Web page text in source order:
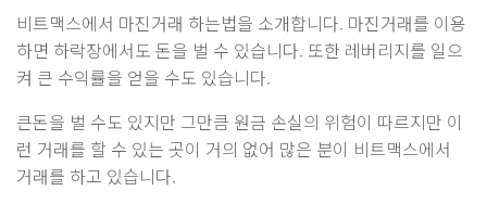
비트맥스에서 마진거래 하는법을 소개합니다. 마진거래를 이용
하면 하락장에서도 돈을 벌 수 있습니다. 또한 레버리지를 일으
켜 큰 수익률을 얻을 수도 있습니다.
큰돈을 벌 수도 있지만 그만큼 원금 손실의 위험이 따르지만 이
런 거래를 할 수 있는 곳이 거의 없어 많은 분이 비트맥스에서
거래를 하고 있습니다.